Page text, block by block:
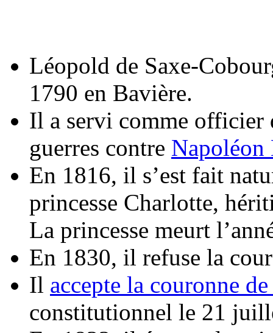
Léopold de Saxe-
1790 en Bavière.
Il a servi comme officier
guerres contre Napoléon
En 1816, il s’est fait
princesse Charlotte,
La princesse meurt
En 1830, il refuse la
Il accepte la couronne
constitutionnel le 21